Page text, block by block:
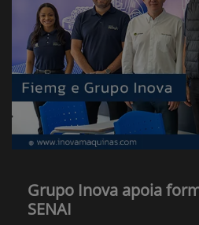
Grupo Inova apoia
SENAI